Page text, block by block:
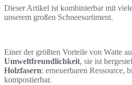
Dieser Artikel ist kombinierbar mit
unserem großen Schneesortiment.
Einer der größten Vorteile von Watte
Umweltfreundlichkeit, sie ist
Holzfasern: erneuerbaren Ressource,
kompostierbar.